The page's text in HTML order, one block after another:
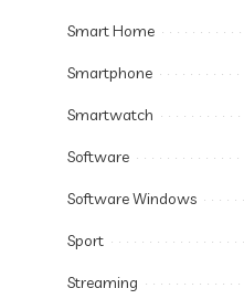
Smart Home
Smartphone
Smartwatch
Software
Software Windows
Sport
Streaming